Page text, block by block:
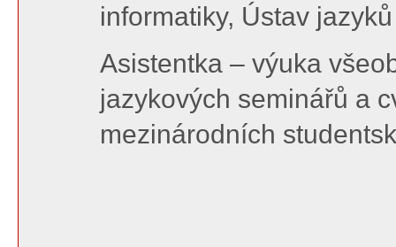
informatiky, Ústav
Asistentka – výuka
jazykových seminářů a
mezinárodních